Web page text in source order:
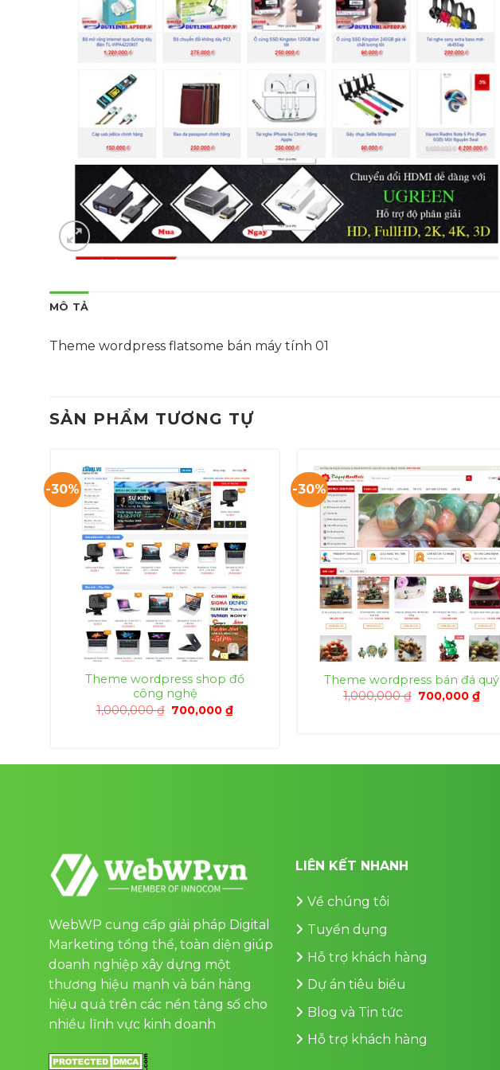
MÔ TẢ
Theme wordpress flatsome bán máy tính 01
SẢN PHẨM TƯƠNG TỰ
-30%
Theme wordpress shop đồ
công nghệ
1,000,000₫ Giá
700,000₫Giá
-30%
Theme wordpress bán đá quý
1,000,000₫ Giá
700,000₫Giá
WebWP cung cấp giải pháp Digital
Marketing tổng thể, toàn diện giúp
doanh nghiệp xây dựng một
thương hiệu mạnh và bán hàng
hiệu quả trên các nền tảng số cho
nhiều lĩnh vực kinh doanh
LIÊN KẾT NHANH
Về chúng tôi
Tuyển dụng
Hỗ trợ khách hàng
Dự án tiêu biểu
Blog và Tin tức
Hỗ trợ khách hàng